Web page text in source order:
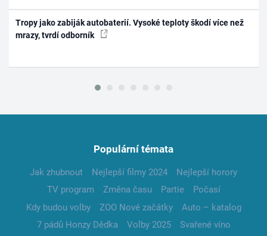
Tropy jako zabiják autobaterií. Vysoké teploty škodí více než
mrazy, tvrdí odborník
Populární témata
Jak zhubnout Nejlepší filmy 2024
Nejlepší horory
TV program
Změna času Partie
Počasí
Kdy budou volby
ZOO Nové začátky
Auto – katalog
7 pádů Honzy Dědka
Volby 2025
Svařené víno